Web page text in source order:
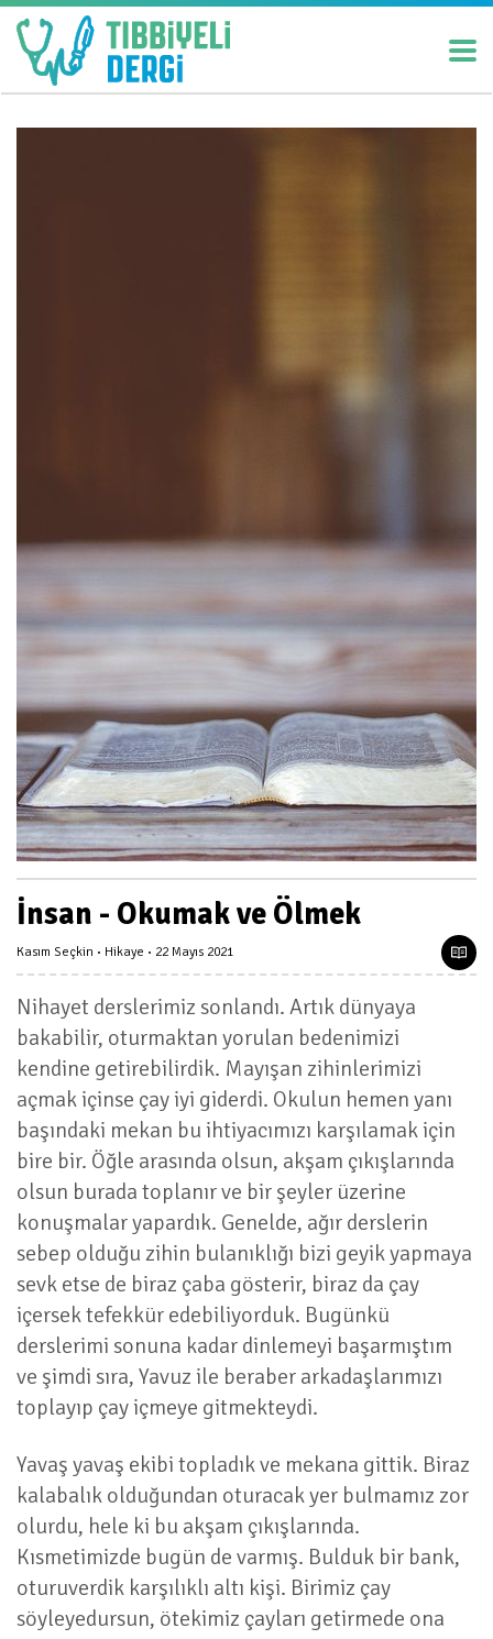
İnsan - Okumak ve Ölmek
Kasım Seçkin Hikaye 22 Mayıs 2021
Nihayet derslerimiz sonlandı. Artık dünyaya
bakabilir, oturmaktan yorulan bedenimizi
kendine getirebilirdik. Mayışan zihinlerimizi
açmak içinse çay iyi giderdi. Okulun hemen yanı
başındaki mekan bu ihtiyacımızı karşılamak için
bire bir. Öğle arasında olsun, akşam çıkışlarında
olsun burada toplanır ve bir şeyler üzerine
konuşmalar yapardık. Genelde, ağır derslerin
sebep olduğu zihin bulanıklığı bizi geyik yapmaya
sevk etse de biraz çaba gösterir, biraz da çay
içersek tefekkür edebiliyorduk. Bugünkü
derslerimi sonuna kadar dinlemeyi başarmıştım
ve şimdi sıra, Yavuz ile beraber arkadaşlarımızı
toplayıp çay içmeye gitmekteydi.
Yavaş yavaş ekibi topladık ve mekana gittik. Biraz
kalabalık olduğundan oturacak yer bulmamız zor
olurdu, hele ki bu akşam çıkışlarında.
Kısmetimizde bugün de varmış. Bulduk bir bank,
oturuverdik karşılıklı altı kişi. Birimiz çay
söyleyedursun, ötekimiz çayları getirmede ona